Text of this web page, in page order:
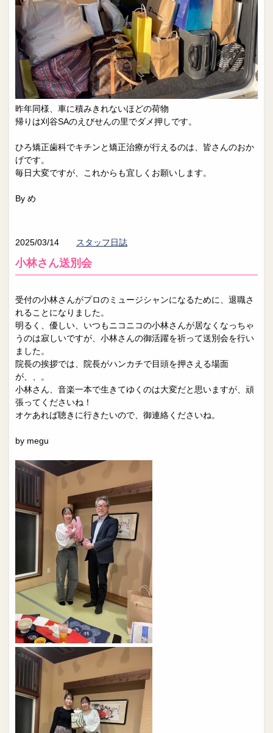
昨年同様、車に積みきれないほどの荷物
帰りは刈谷SAのえびせんの里でダメ押しです。
ひろ矯正歯科でキチンと矯正治療が行えるのは、皆さんのおか
げです。
毎日大変ですが、これからも宜しくお願いします。
By め
2025/03/14 スタッフ日誌
小林さん送別会
受付の小林さんがプロのミュージシャンになるために、退職さ
れることになりました。
明るく、優しい、いつもニコニコの小林さんが居なくなっちゃ
うのは寂しいですが、小林さんの御活躍を祈って送別会を行い
ました。
院長の挨拶では、院長がハンカチで目頭を押さえる場面
が、、。
小林さん、音楽一本で生きてゆくのは大変だと思いますが、頑
張ってくださいね！
オケあれば聴きに行きたいので、御連絡くださいね。
by megu